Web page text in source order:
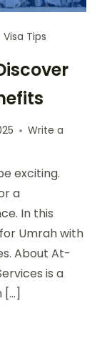
Visa Tips
Write a
exciting.
a
In this
Umrah with
About At-
is a
[…]